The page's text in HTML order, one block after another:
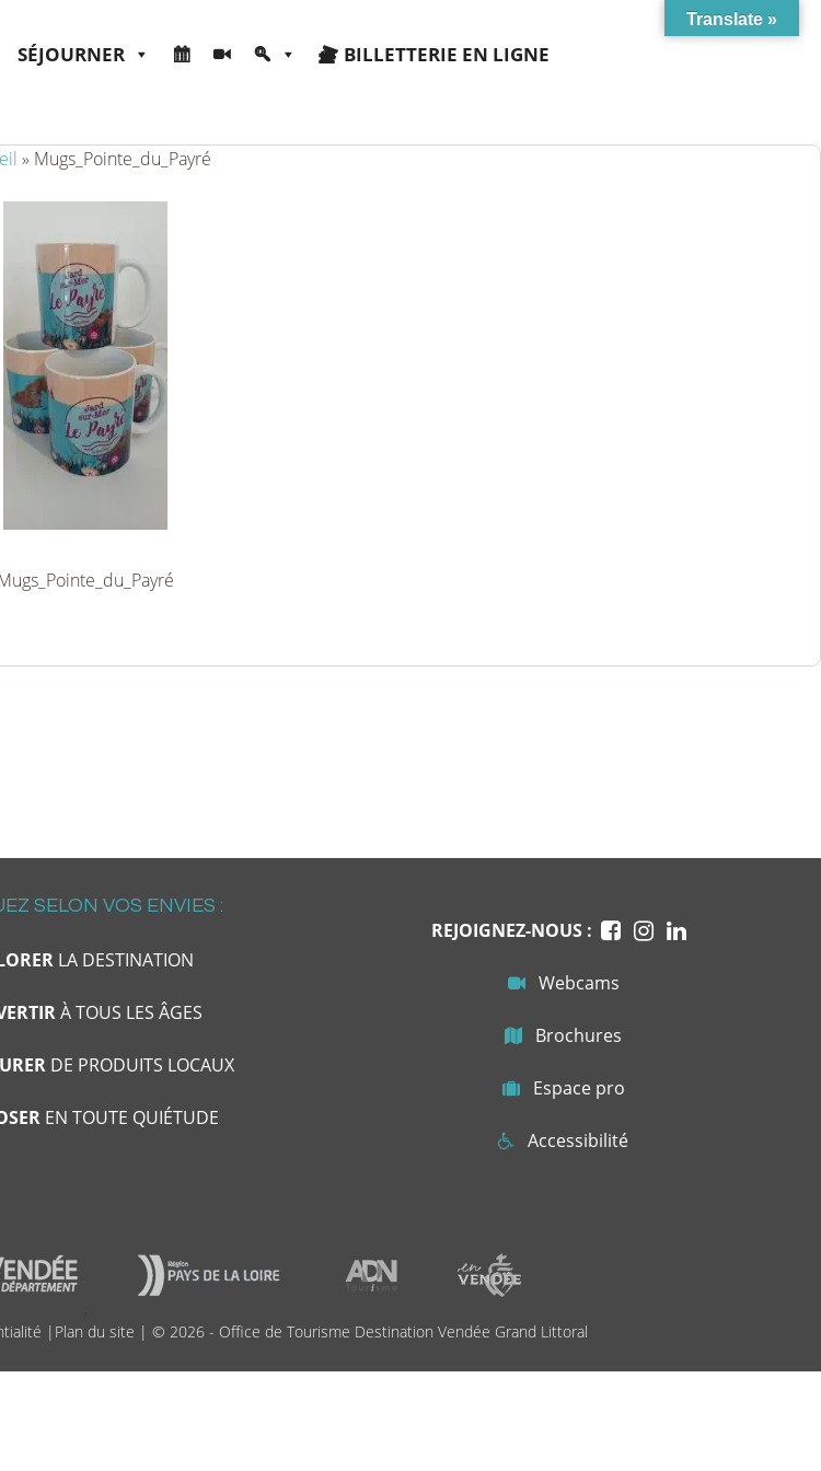
SÉJOURNER BILLETTERIE EN LIGNE
» Mugs_Pointe_du_Payré
SELON VOS ENVIES :
LA DESTINATION
À TOUS LES ÂGES
DE PRODUITS LOCAUX
EN TOUTE QUIÉTUDE
REJOIGNEZ-NOUS :
Webcams
Brochures
Espace pro
Accessibilité
| Plan du site | © 2026 - Office de Tourisme Destination Vendée Grand Littoral
Translate »